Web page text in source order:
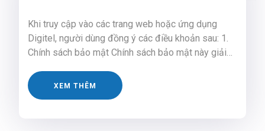
Khi truy cập vào các trang web hoặc ứng dụng
Digitel, người dùng đồng ý các điều khoản sau: 1.
Chính sách bảo mật Chính sách bảo mật này giải
nhân với các dịch vụ được cung cấp trên Digitel.
Dữ liệu cá […]
XEM THÊM